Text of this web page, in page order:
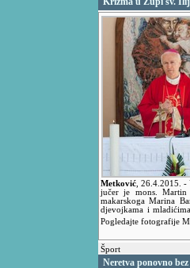
Metković ,26.4.2015.-
jučer je mons. Martin
makarskoga Marina
djevojkama i
Pogledajte fotografije
Šport
Neretva ponovno